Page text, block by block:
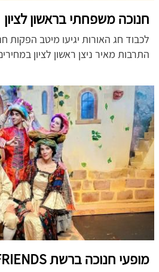
חנוכה משפחתי בראשון לציון
לכבוד חג האורות יגיעו מיטב הפקות
התרבות מאיר ניצן ראשון לציון
מופעי חנוכה ברשת FRIENDS